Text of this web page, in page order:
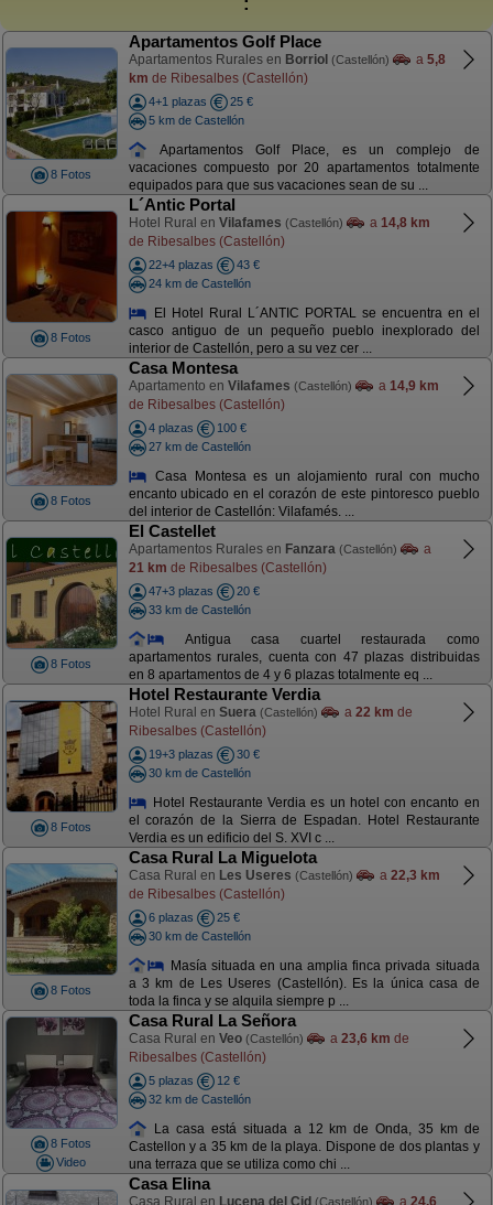
8 Fotos
Apartamentos Golf Place
Apartamentos Rurales en Borriol (Castellón) a 5,8
km de Ribesalbes (Castellón)
4+1 plazas
25 €
5 km de Castellón
Apartamentos Golf Place, es un complejo de
vacaciones compuesto por 20 apartamentos totalmente
equipados para que sus vacaciones sean de su ...
8 Fotos
L´Antic Portal
Hotel Rural en Vilafames (Castellón) a 14,8 km
de Ribesalbes (Castellón)
22+4 plazas
43 €
24 km de Castellón
El Hotel Rural L´ANTIC PORTAL se encuentra en el
casco antiguo de un pequeño pueblo inexplorado del
interior de Castellón, pero a su vez cer ...
8 Fotos
Casa Montesa
Apartamento en Vilafames (Castellón) a 14,9 km
de Ribesalbes (Castellón)
4 plazas
100 €
27 km de Castellón
Casa Montesa es un alojamiento rural con mucho
encanto ubicado en el corazón de este pintoresco pueblo
del interior de Castellón: Vilafamés. ...
8 Fotos
El Castellet
Apartamentos Rurales en Fanzara (Castellón)
a
21 km de Ribesalbes (Castellón)
47+3 plazas
20 €
33 km de Castellón
Antigua casa cuartel restaurada como
apartamentos rurales, cuenta con 47 plazas distribuidas
en 8 apartamentos de 4 y 6 plazas totalmente eq ...
8 Fotos
Hotel Restaurante Verdia
Hotel Rural en Suera (Castellón) a 22 km de
Ribesalbes (Castellón)
19+3 plazas
30 €
30 km de Castellón
Hotel Restaurante Verdia es un hotel con encanto en
el corazón de la Sierra de Espadan. Hotel Restaurante
Verdia es un edificio del S. XVI c ...
8 Fotos
Casa Rural La Miguelota
Casa Rural en Les Useres (Castellón) a 22,3 km
de Ribesalbes (Castellón)
6 plazas
25 €
30 km de Castellón
Masía situada en una amplia finca privada situada
a 3 km de Les Useres (Castellón). Es la única casa de
toda la finca y se alquila siempre p ...
8 Fotos
Video
Casa Rural La Señora
Casa Rural en Veo (Castellón) a 23,6 km de
Ribesalbes (Castellón)
5 plazas
12 €
32 km de Castellón
La casa está situada a 12 km de Onda, 35 km de
Castellon y a 35 km de la playa. Dispone de dos plantas y
una terraza que se utiliza como chi ...
Casa Elina
Casa Rural en Lucena del Cid (Castellón) a 24,6